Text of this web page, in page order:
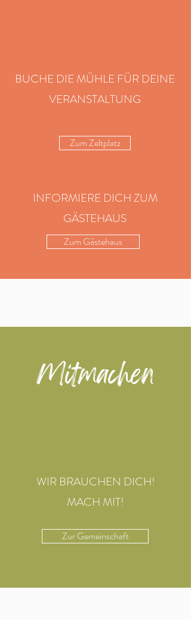
BUCHE DIE MÜHLE FÜR DEINE
VERANSTALTUNG
Zum Zeltplatz
INFORMIERE DICH ZUM
GÄSTEHAUS
Zum Gästehaus
Mitmachen
WIR BRAUCHEN DICH!
MACH MIT!
Zur Gemeinschaft